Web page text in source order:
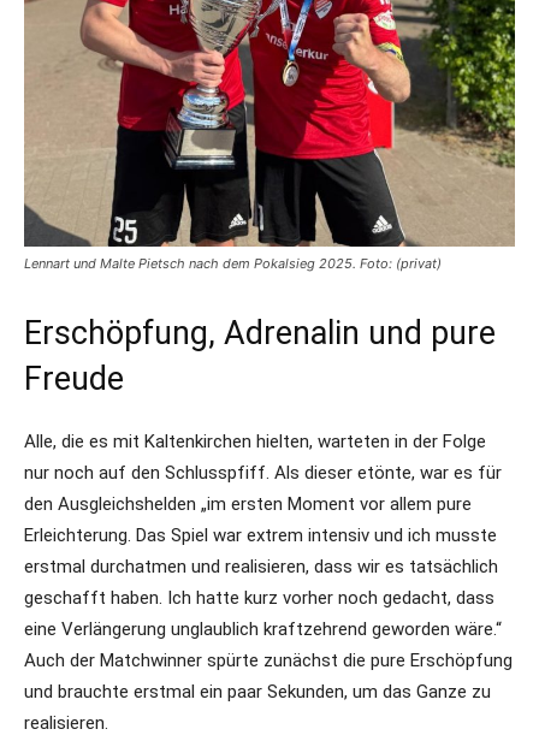
Lennart und Malte Pietsch nach dem Pokalsieg 2025. Foto: (privat)
Erschöpfung, Adrenalin und pure
Freude
Alle, die es mit Kaltenkirchen hielten, warteten in der Folge
nur noch auf den Schlusspfiff. Als dieser etönte, war es für
den Ausgleichshelden „im ersten Moment vor allem pure
Erleichterung. Das Spiel war extrem intensiv und ich musste
erstmal durchatmen und realisieren, dass wir es tatsächlich
geschafft haben. Ich hatte kurz vorher noch gedacht, dass
eine Verlängerung unglaublich kraftzehrend geworden wäre.“
Auch der Matchwinner spürte zunächst die pure Erschöpfung
und brauchte erstmal ein paar Sekunden, um das Ganze zu
realisieren.